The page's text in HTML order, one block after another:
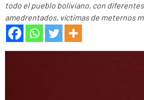
todo el pueblo boliviano, con
amedrentados, víctimas de meternos